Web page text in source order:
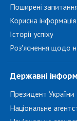
Поширені
Корисна
Історії успіху
Роз'яснення щодо
Державні
Президент України
Національне